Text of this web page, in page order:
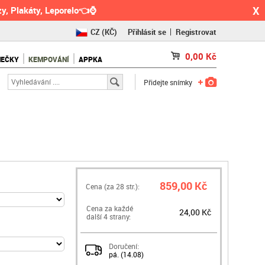
Plakáty, Leporelo👈⌚ X
CZ(KČ)
RO(RON)
Přihlásit se Registrovat
KEMPOVÁNÍ APPKA 0,00 Kč
Přidejte snímky
Cena (za 28 str.): 859,00 Kč
Cena za každé
další 4 strany:
24,00 Kč
Doručení:
pá. (14.08)